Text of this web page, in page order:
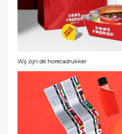
Wij zijn dé horecadrukker